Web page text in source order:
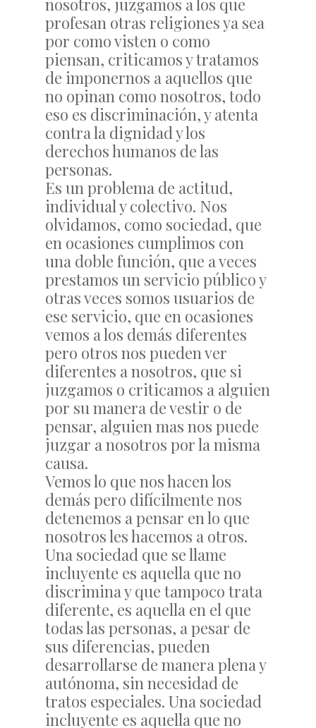
nosotros, juzgamos a los que
profesan otras religiones ya sea
por como visten o como
piensan, criticamos y tratamos
de imponernos a aquellos que
no opinan como nosotros, todo
eso es discriminación, y atenta
contra la dignidad y los
derechos humanos de las
personas.
Es un problema de actitud,
individual y colectivo. Nos
olvidamos, como sociedad, que
en ocasiones cumplimos con
una doble función, que a veces
prestamos un servicio público y
otras veces somos usuarios de
ese servicio, que en ocasiones
vemos a los demás diferentes
pero otros nos pueden ver
diferentes a nosotros, que si
juzgamos o criticamos a alguien
por su manera de vestir o de
pensar, alguien mas nos puede
juzgar a nosotros por la misma
causa.
Vemos lo que nos hacen los
demás pero difícilmente nos
detenemos a pensar en lo que
nosotros les hacemos a otros.
Una sociedad que se llame
incluyente es aquella que no
discrimina y que tampoco trata
diferente, es aquella en el que
todas las personas, a pesar de
sus diferencias, pueden
desarrollarse de manera plena y
autónoma, sin necesidad de
tratos especiales. Una sociedad
incluyente es aquella que no